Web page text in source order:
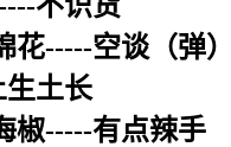
花-----空谈（弹
生土长
椒-----有点辣手